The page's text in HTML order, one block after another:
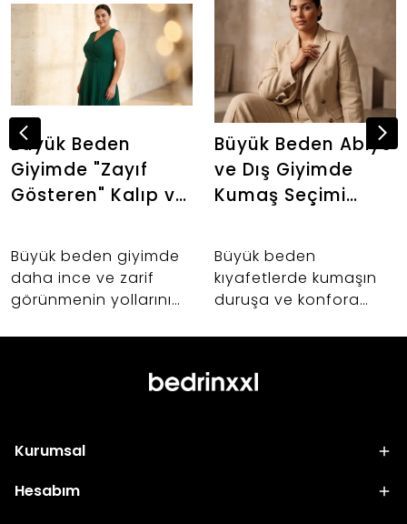
Büyük Beden
Giyimde "Zayıf
Gösteren" Kalıp ve
Oranı Keşfedin
Büyük beden giyimde
daha ince ve zarif
görünmenin yollarını
arası kadınlar için
uygun kalıp uzmanlığı,
felsefesi.
Büyük Beden Abiye
ve Dış Giyimde
Kumaş Seçimi
Büyük beden
kıyafetlerde kumaşın
duruşa ve konfora
takım ve dış giyim
kurtaracak kumaş
Kurumsal
Hesabım